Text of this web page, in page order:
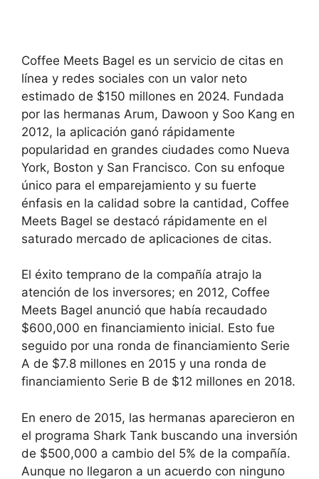
Coffee Meets Bagel es un servicio de citas en
línea y redes sociales con un valor neto
estimado de $150 millones en 2024. Fundada
por las hermanas Arum, Dawoon y Soo Kang en
2012, la aplicación ganó rápidamente
popularidad en grandes ciudades como Nueva
York, Boston y San Francisco. Con su enfoque
único para el emparejamiento y su fuerte
énfasis en la calidad sobre la cantidad, Coffee
Meets Bagel se destacó rápidamente en el
saturado mercado de aplicaciones de citas.
El éxito temprano de la compañía atrajo la
atención de los inversores; en 2012, Coffee
Meets Bagel anunció que había recaudado
$600,000 en financiamiento inicial. Esto fue
seguido por una ronda de financiamiento Serie
A de $7.8 millones en 2015 y una ronda de
financiamiento Serie B de $12 millones en 2018.
En enero de 2015, las hermanas aparecieron en
el programa Shark Tank buscando una inversión
de $500,000 a cambio del 5% de la compañía.
Aunque no llegaron a un acuerdo con ninguno